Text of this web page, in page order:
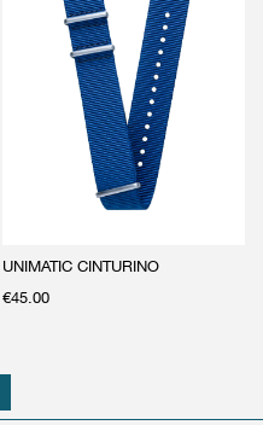
UNIMATIC CINTURINO
€45.00